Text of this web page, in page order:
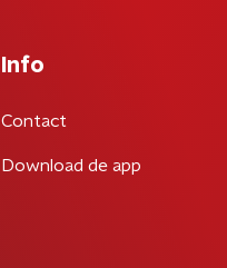
Info
Contact
Download de app